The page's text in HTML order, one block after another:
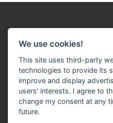
Impressum
Cookie-
We use cookies!
This site uses third-party
technologies to provide its
improve and display
users' interests. I agree to
change my consent at any
future.